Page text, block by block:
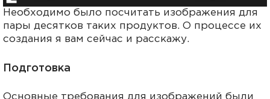
Необходимо было посчитать изображения для
пары десятков таких продуктов. О процессе их
создания я вам сейчас и расскажу.
Подготовка
Основные требования для изображений были